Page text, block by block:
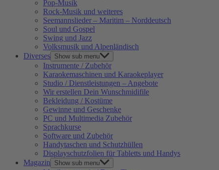
Pop-Musik
Rock-Musik und weiteres
Seemannslieder – Maritim – Norddeutsch
Soul und Gospel
Swing und Jazz
Volksmusik und Alpenländisch
Diverses Show sub menu
Instrumente / Zubehör
Karaokemaschinen und Karaokeplayer
Studio / Dienstleistungen – Angebote
Wir erstellen Dein Wunschmidifile
Bekleidung / Kostüme
Gewinne und Geschenke
PC und Multimedia Zubehör
Sprachkurse
Software und Zubehör
Handytaschen und Schutzhüllen
Displayschutzfolien für Tabletts und Handys
Magazin
Show sub menu